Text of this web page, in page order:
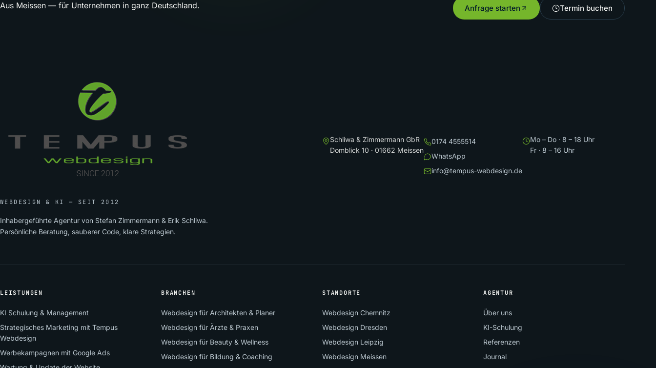
Aus Meissen — für Unternehmen in ganz Deutschland.
Anfrage starten Termin buchen
WEBDESIGN & KI — SEIT 2012
Inhabergeführte Agentur von Stefan Zimmermann & Erik Schliwa.
Persönliche Beratung, sauberer Code, klare Strategien.
Schliwa & Zimmermann GbR
Domblick 10 · 01662 Meissen
0174 4555514
WhatsApp
info@tempus-webdesign.de
Mo – Do · 8 – 18 Uhr
Fr · 8 – 16 Uhr
LEISTUNGEN
KI Schulung & Management
Strategisches Marketing mit Tempus
Webdesign
Werbekampagnen mit Google Ads
BRANCHEN
Webdesign für Architekten & Planer
Webdesign für Ärzte & Praxen
Webdesign für Beauty & Wellness
Webdesign für Bildung & Coaching
STANDORTE
Webdesign Chemnitz
Webdesign Dresden
Webdesign Leipzig
Webdesign Meissen
AGENTUR
Über uns
KI-Schulung
Referenzen
Journal